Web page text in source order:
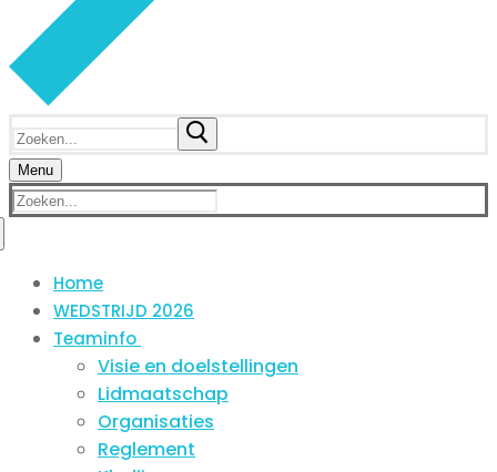
Zoeken
naar:
Menu
Zoeken
Home
WEDSTRIJD 2026
Teaminfo
Visie en doelstellingen
Lidmaatschap
Organisaties
Reglement